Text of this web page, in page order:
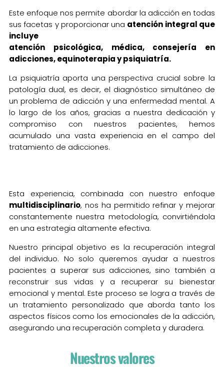
Este enfoque nos permite abordar la adicción en todas
sus facetas y proporcionar una atención integral que
incluye
atención psicológica, médica, consejería en
adicciones, equinoterapia y psiquiatría.
La psiquiatría aporta una perspectiva crucial sobre la
patología dual, es decir, el diagnóstico simultáneo de
un problema de adicción y una enfermedad mental. A
lo largo de los años, gracias a nuestra dedicación y
compromiso con nuestros pacientes, hemos
acumulado una vasta experiencia en el campo del
tratamiento de adicciones.
Esta experiencia, combinada con nuestro enfoque
multidisciplinario, nos ha permitido refinar y mejorar
constantemente nuestra metodología, convirtiéndola
en una estrategia altamente efectiva.
Nuestro principal objetivo es la recuperación integral
del individuo. No solo queremos ayudar a nuestros
pacientes a superar sus adicciones, sino también a
reconstruir sus vidas y a recuperar su bienestar
emocional y mental. Este proceso se logra a través de
un tratamiento personalizado que aborda tanto los
aspectos físicos como los emocionales de la adicción,
asegurando una recuperación completa y duradera.
Nuestros valores